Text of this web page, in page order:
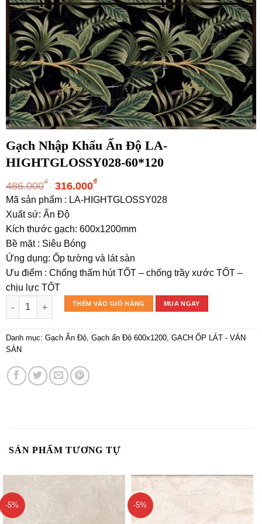
Gạch Nhập Khẩu Ấn Độ LA-
HIGHTGLOSSY028-60*120
486.000₫
Giá
gốc
là:
486.000₫.
316.000₫Giá
hiện
là:
Mã sản phẩm : LA-HIGHTGLOSSY028
Xuất sứ: Ấn Độ
Kích thước gạch: 600x1200mm
Bề mặt : Siêu Bóng
Ứng dụng: Ốp tường và lát sàn
Ưu điểm : Chống thấm hút TỐT – chống trầy xước TỐT –
chịu lực TỐT
Gạch Nhập Khẩu Ấn Độ LA-HIGHTGLOSSY028-60*120 số lượng
THÊM VÀO GIỎ HÀNG MUA NGAY
Danh mục: Gạch Ấn Độ, Gạch ấn Độ 600x1200, GẠCH ỐP LÁT - VÁN
SÀN
SẢN PHẨM TƯƠNG TỰ
-5% -5%